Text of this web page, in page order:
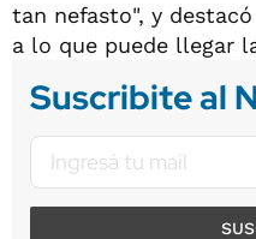
tan nefasto", y
a lo que puede llegar
Suscribite al